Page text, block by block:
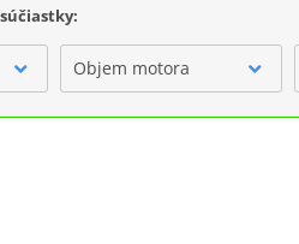
Objem motora